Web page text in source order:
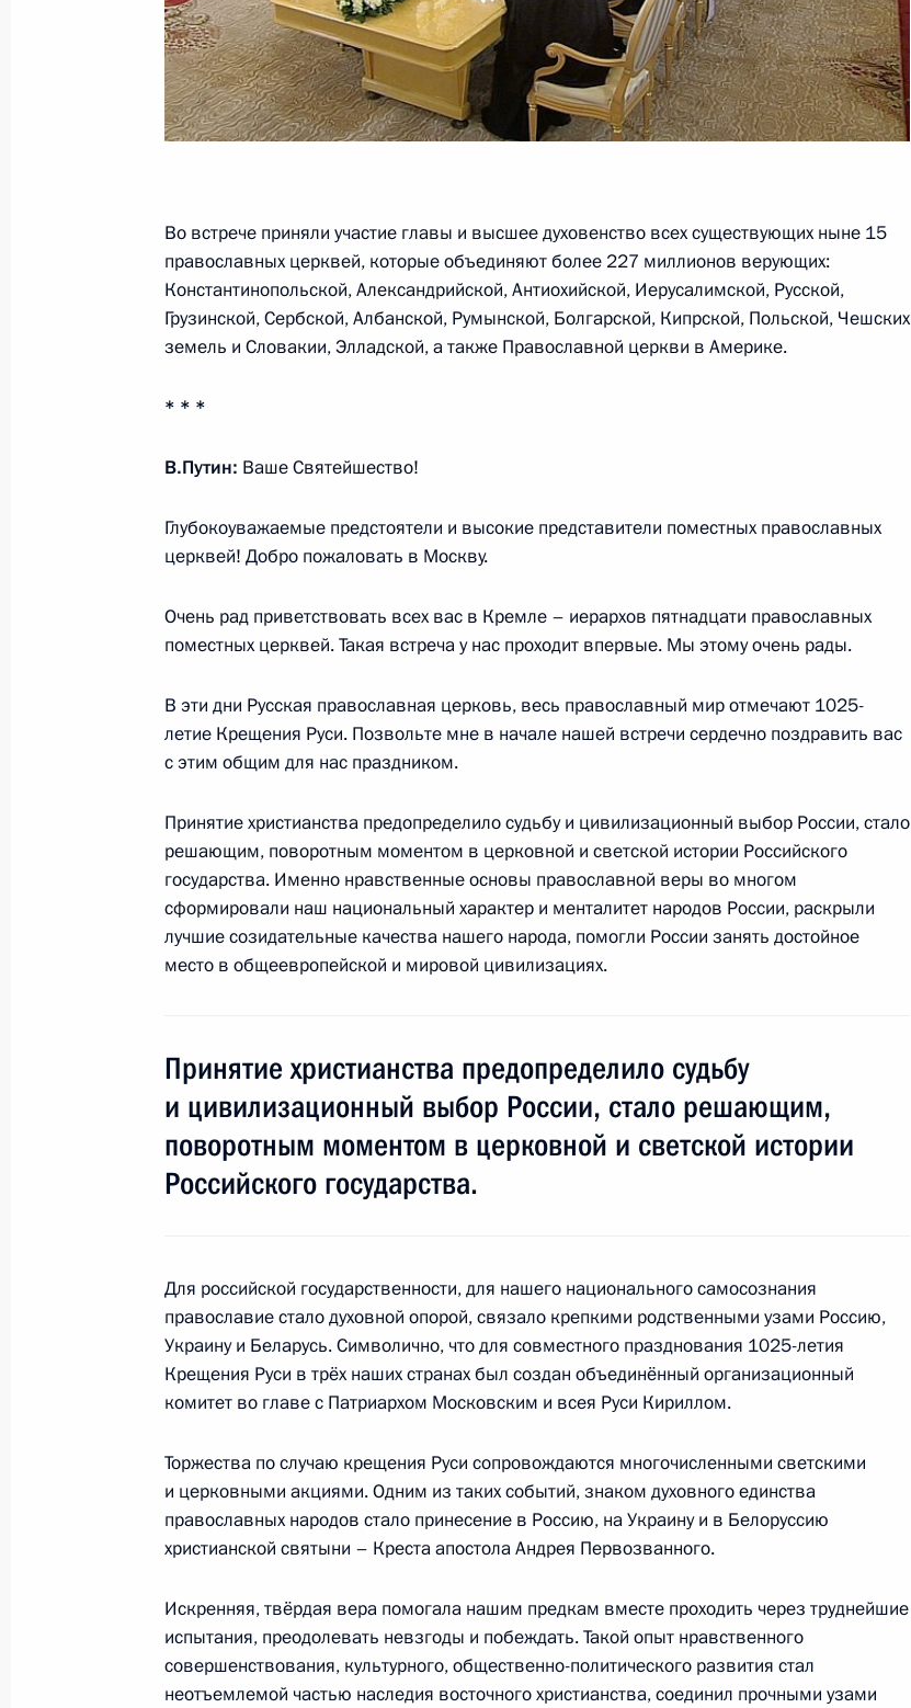
Президент подписал распоряжение о поддержке НКО,
осуществляющих деятельность в сфере защиты прав и свобод
человека и гражданина
30 июля 2013 года, вторник
Поздравление Мамнуну Хуссейну с избранием на пост
Президента Пакистана
Заседание президиума Госсовета о повышении доступности
30 июля 2013 года, 15:15 Московская область, Ново-Огарёво
Поздравление Ирине Винер-Усмановой с Днём рождения
Совещание о ходе выполнения гособоронзаказа для Военно-
Морского Флота
29 июля 2013 года, 15:00 Московская область, Ново-Огарёво
1 6м
29 июля 2013 года, 14:50
Соболезнования Президенту Италии Джорджо Наполитано
В России создан специальный фонд по охране амурских тигров
29 июля 2013 года, 13:00
Празднование Дня Военно-Морского Флота Российской
Федерации и Дня флота Украины
28 июля 2013 года, 13:00 Севастополь
Посещение Свято-Владимирского кафедрального собора
28 июля 2013 года, 11:00 Севастополь
Во встрече приняли участие главы и высшее духовенство всех существующих ныне 15
православных церквей, которые объединяют более 227 миллионов верующих:
Константинопольской, Александрийской, Антиохийской, Иерусалимской, Русской,
Грузинской, Сербской, Албанской, Румынской, Болгарской, Кипрской, Польской, Чешских
земель и Словакии, Элладской, а также Православной церкви в Америке.
* * *
В.Путин: Ваше Святейшество!
Глубокоуважаемые предстоятели и высокие представители поместных православных
церквей! Добро пожаловать в Москву.
Очень рад приветствовать всех вас в Кремле – иерархов пятнадцати православных
поместных церквей. Такая встреча у нас проходит впервые. Мы этому очень рады.
В эти дни Русская православная церковь, весь православный мир отмечают 1025-
летие Крещения Руси. Позвольте мне в начале нашей встречи сердечно поздравить вас
с этим общим для нас праздником.
Принятие христианства предопределило судьбу и цивилизационный выбор России, стало
решающим, поворотным моментом в церковной и светской истории Российского
государства. Именно нравственные основы православной веры во многом
сформировали наш национальный характер и менталитет народов России, раскрыли
лучшие созидательные качества нашего народа, помогли России занять достойное
место в общеевропейской и мировой цивилизациях.
Принятие христианства предопределило судьбу
и цивилизационный выбор России, стало решающим,
поворотным моментом в церковной и светской истории
Российского государства.
Для российской государственности, для нашего национального самосознания
православие стало духовной опорой, связало крепкими родственными узами Россию,
Украину и Беларусь. Символично, что для совместного празднования 1025-летия
Крещения Руси в трёх наших странах был создан объединённый организационный
комитет во главе с Патриархом Московским и всея Руси Кириллом.
Торжества по случаю крещения Руси сопровождаются многочисленными светскими
и церковными акциями. Одним из таких событий, знаком духовного единства
православных народов стало принесение в Россию, на Украину и в Белоруссию
христианской святыни – Креста апостола Андрея Первозванного.
Искренняя, твёрдая вера помогала нашим предкам вместе проходить через труднейшие
испытания, преодолевать невзгоды и побеждать. Такой опыт нравственного
совершенствования, культурного, общественно-политического развития стал
неотъемлемой частью наследия восточного христианства, соединил прочными узами